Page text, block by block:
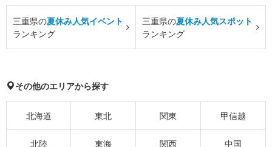
三重県の夏休み人気イベント
ランキング
三重県の夏休み人気スポット
ランキング
その他のエリアから探す
北海道 東北 関東 甲信越
北陸 東海 関西 中国